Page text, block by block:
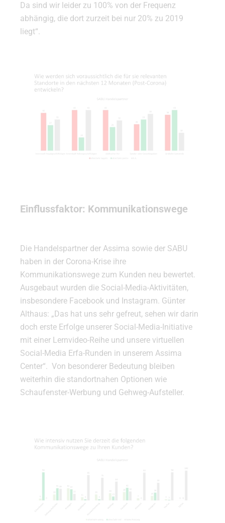
Da sind wir leider zu 100% von der Frequenz
abhängig, die dort zurzeit bei nur 20% zu 2019
liegt“.
Einflussfaktor: Kommunikationswege
Die Handelspartner der Assima sowie der SABU
haben in der Corona-Krise ihre
Kommunikationswege zum Kunden neu bewertet.
Ausgebaut wurden die Social-Media-Aktivitäten,
insbesondere Facebook und Instagram. Günter
Althaus: „Das hat uns sehr gefreut, sehen wir darin
doch erste Erfolge unserer Social-Media-Initiative
mit einer Lernvideo-Reihe und unsere virtuellen
Social-Media Erfa-Runden in unserem Assima
Center“. Von besonderer Bedeutung bleiben
weiterhin die standortnahen Optionen wie
Schaufenster-Werbung und Gehweg-Aufsteller.